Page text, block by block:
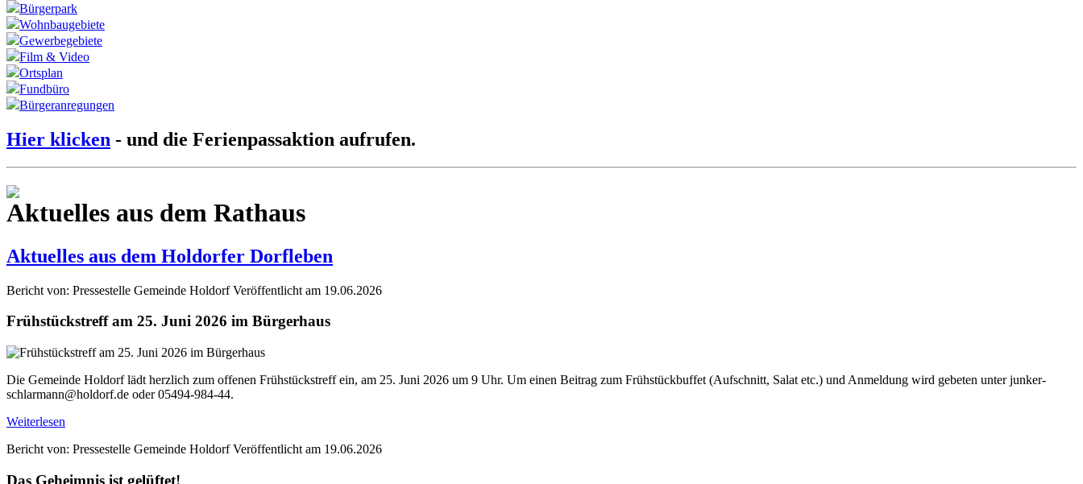
Bürgerpark
Wohnbaugebiete
Gewerbegebiete
Film & Video
Ortsplan
Fundbüro
Bürgeranregungen
Hier klicken - und die Ferienpassaktion aufrufen.
Aktuelles aus dem Rathaus
Aktuelles aus dem Holdorfer Dorfleben
Bericht von: Pressestelle Gemeinde Holdorf Veröffentlicht am 19.06.2026
Frühstückstreff am 25. Juni 2026 im Bürgerhaus
Die Gemeinde Holdorf lädt herzlich zum offenen Frühstückstreff ein, am 25. Juni 2026 um 9 Uhr. Um einen Beitrag zum Frühstückbuffet (Aufschnitt, Salat etc.) und Anmeldung wird gebeten unter junker-
schlarmann@holdorf.de oder 05494-984-44.
Weiterlesen
Bericht von: Pressestelle Gemeinde Holdorf Veröffentlicht am 19.06.2026
Das Geheimnis ist gelüftet!